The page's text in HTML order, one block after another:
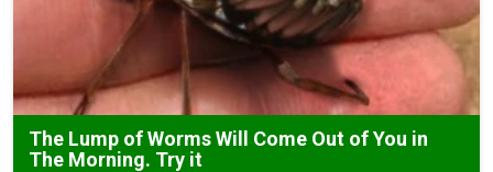
The Lump of Worms Will Come Out of You in
The Morning. Try it